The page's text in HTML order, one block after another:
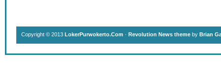
Copyright © 2013 LokerPurwokerto.Com · Revolution News theme by Brian